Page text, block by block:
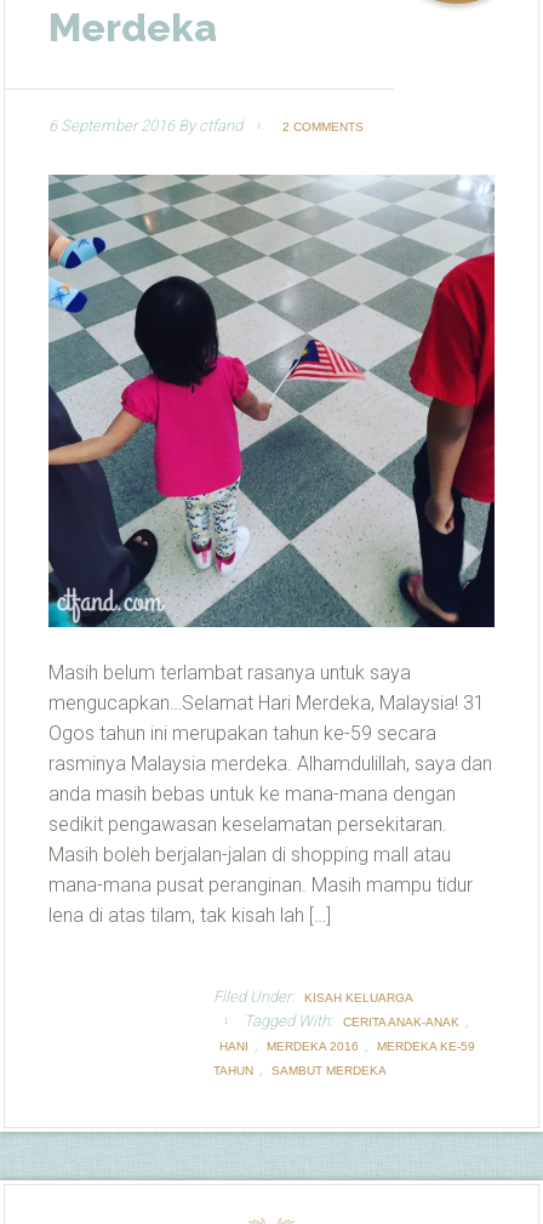
Merdeka
6 September 2016Byctfand 2 COMMENTS
Masih belum terlambat rasanya untuk saya
mengucapkan…Selamat Hari Merdeka, Malaysia! 31
Ogos tahun ini merupakan tahun ke-59 secara
rasminya Malaysia merdeka. Alhamdulillah, saya dan
anda masih bebas untuk ke mana-mana dengan
sedikit pengawasan keselamatan persekitaran.
Masih boleh berjalan-jalan di shopping mall atau
mana-mana pusat peranginan. Masih mampu tidur
lena di atas tilam, tak kisah lah […]
Filed Under: KISAH KELUARGA
Tagged With: CERITA ANAK-ANAK ,
HANI , MERDEKA 2016 ,
MERDEKA KE-59
TAHUN
, SAMBUT MERDEKA